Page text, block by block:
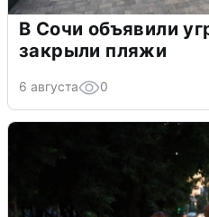
В Сочи объявили
закрыли пляжи
6 августа 0